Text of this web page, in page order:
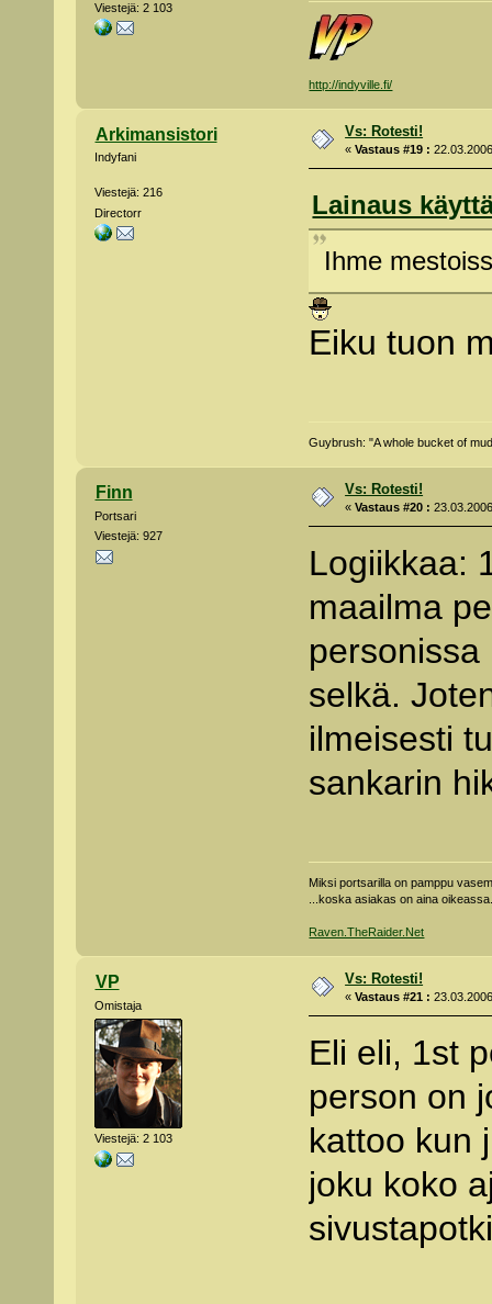
Viestejä: 2 103
http://indyville.fi/
Arkimansistori
Indyfani
Viestejä: 216
Directorr
Vs: Rotesti!
«Vastaus #19 :
Lainaus
Ihme
Eiku tuon
Guybrush: "A whole bucket of
Finn
Portsari
Viestejä: 927
Vs: Rotesti!
«Vastaus #20 :
Logiikkaa:
maailma
selkä.
ilmeisesti
sankarin
Miksi portsarilla on pamppu
...koska asiakas on aina
Raven.TheRaider.Net
VP
Omistaja
Viestejä: 2 103
Vs: Rotesti!
«Vastaus #21 :
Eli eli, 1st
person on
kattoo kun
joku koko